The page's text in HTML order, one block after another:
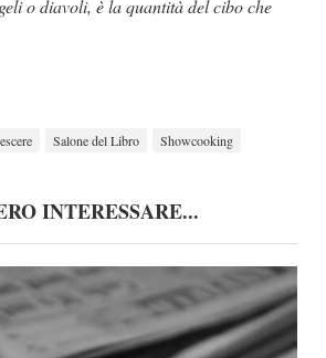
o diavoli, è la quantità del cibo che
Salone del Libro Showcooking
INTERESSARE...